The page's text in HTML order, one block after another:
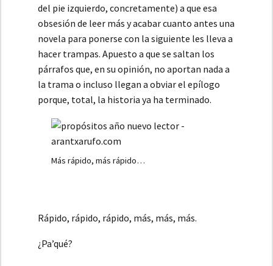
del pie izquierdo, concretamente) a que esa
obsesión de leer más y acabar cuanto antes una
novela para ponerse con la siguiente les lleva a
hacer trampas. Apuesto a que se saltan los
párrafos que, en su opinión, no aportan nada a
la trama o incluso llegan a obviar el epílogo
porque, total, la historia ya ha terminado.
Más rápido, más rápido…
Rápido, rápido, rápido, más, más, más.
¿Pa’qué?